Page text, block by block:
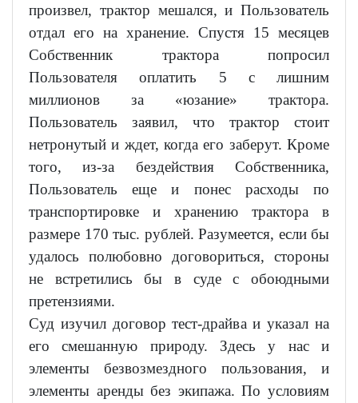
произвел, трактор мешался, и Пользователь
отдал его на хранение. Спустя 15 месяцев
Собственник трактора попросил
Пользователя оплатить 5 с лишним
миллионов за «юзание» трактора.
Пользователь заявил, что трактор стоит
нетронутый и ждет, когда его заберут. Кроме
того, из-за бездействия Собственника,
Пользователь еще и понес расходы по
транспортировке и хранению трактора в
размере 170 тыс. рублей. Разумеется, если бы
удалось полюбовно договориться, стороны
не встретились бы в суде с обоюдными
претензиями.
Суд изучил договор тест-драйва и указал на
его смешанную природу. Здесь у нас и
элементы безвозмездного пользования, и
элементы аренды без экипажа. По условиям